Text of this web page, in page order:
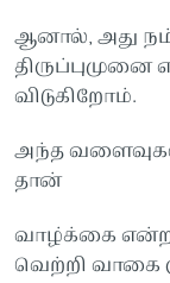
ஆனால், அது
விடுகிறோம்.
அந்த
தான்
வாழ்க்கை என்ற
வெற்றி வாகை